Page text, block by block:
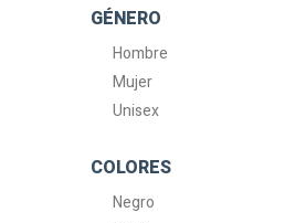
GÉNERO
Hombre
Mujer
Unisex
COLORES
Negro